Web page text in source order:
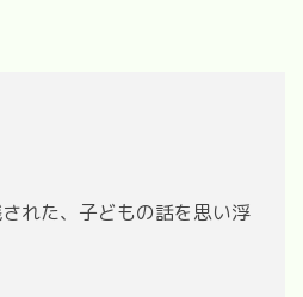
れた、子どもの話を思い浮